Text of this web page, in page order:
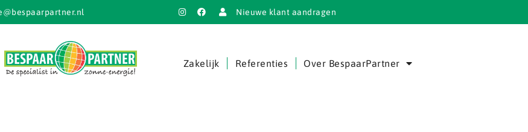
Nieuwe klant aandragen
Zakelijk Referenties Over BespaarPartner